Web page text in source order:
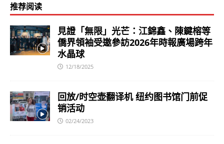
推荐阅读
見證「無限」光芒：江錦鑫、陳鍵榕等
僑界領袖受邀參訪2026年時報廣場跨年
水晶球
12/18/2025
回放/时空壶翻译机 纽约图书馆门前促
销活动
02/24/2023